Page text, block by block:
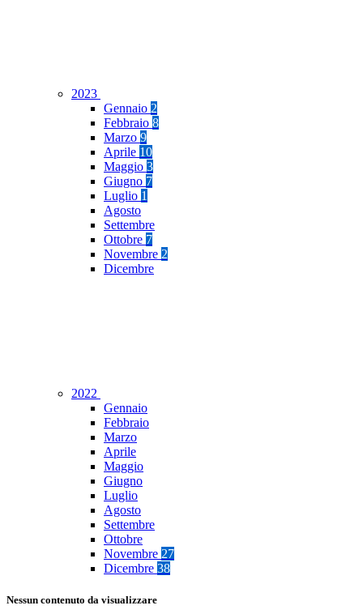
2023
Gennaio 2
Febbraio 8
Marzo 9
Aprile 10
Maggio 3
Giugno 7
Luglio 1
Agosto
Settembre
Ottobre 7
Novembre 2
Dicembre
2022
Gennaio
Febbraio
Marzo
Aprile
Maggio
Giugno
Luglio
Agosto
Settembre
Ottobre
Novembre 27
Dicembre 38
Nessun contenuto da visualizzare